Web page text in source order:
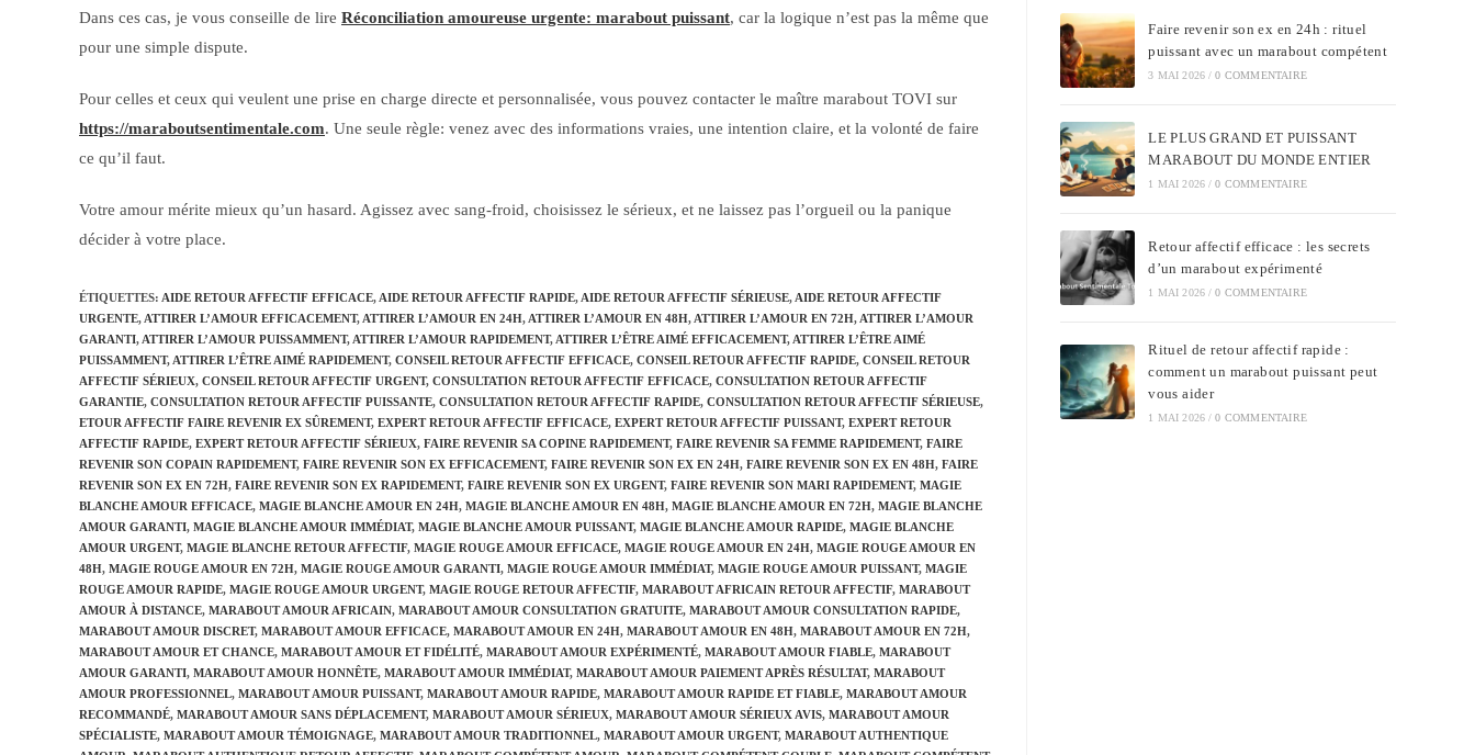
Dans ces cas, je vous conseille de lire Réconciliation amoureuse urgente: marabout puissant, car la logique n’est pas la même que
pour une simple dispute.
Pour celles et ceux qui veulent une prise en charge directe et personnalisée, vous pouvez contacter le maître marabout TOVI sur
https://maraboutsentimentale.com. Une seule règle: venez avec des informations vraies, une intention claire, et la volonté de faire
ce qu’il faut.
Votre amour mérite mieux qu’un hasard. Agissez avec sang-froid, choisissez le sérieux, et ne laissez pas l’orgueil ou la panique
décider à votre place.
ÉTIQUETTES: AIDE RETOUR AFFECTIF EFFICACE, AIDE RETOUR AFFECTIF RAPIDE, AIDE RETOUR AFFECTIF SÉRIEUSE, AIDE RETOUR AFFECTIF
URGENTE, ATTIRER L’AMOUR EFFICACEMENT, ATTIRER L’AMOUR EN 24H, ATTIRER L’AMOUR EN 48H, ATTIRER L’AMOUR EN 72H, ATTIRER L’AMOUR
GARANTI, ATTIRER L’AMOUR PUISSAMMENT, ATTIRER L’AMOUR RAPIDEMENT, ATTIRER L’ÊTRE AIMÉ EFFICACEMENT, ATTIRER L’ÊTRE AIMÉ
PUISSAMMENT, ATTIRER L’ÊTRE AIMÉ RAPIDEMENT, CONSEIL RETOUR AFFECTIF EFFICACE, CONSEIL RETOUR AFFECTIF RAPIDE, CONSEIL RETOUR
AFFECTIF SÉRIEUX, CONSEIL RETOUR AFFECTIF URGENT, CONSULTATION RETOUR AFFECTIF EFFICACE, CONSULTATION RETOUR AFFECTIF
GARANTIE, CONSULTATION RETOUR AFFECTIF PUISSANTE, CONSULTATION RETOUR AFFECTIF RAPIDE, CONSULTATION RETOUR AFFECTIF SÉRIEUSE,
ETOUR AFFECTIF FAIRE REVENIR EX SÛREMENT, EXPERT RETOUR AFFECTIF EFFICACE, EXPERT RETOUR AFFECTIF PUISSANT, EXPERT RETOUR
AFFECTIF RAPIDE, EXPERT RETOUR AFFECTIF SÉRIEUX, FAIRE REVENIR SA COPINE RAPIDEMENT, FAIRE REVENIR SA FEMME RAPIDEMENT, FAIRE
REVENIR SON COPAIN RAPIDEMENT, FAIRE REVENIR SON EX EFFICACEMENT, FAIRE REVENIR SON EX EN 24H, FAIRE REVENIR SON EX EN 48H, FAIRE
REVENIR SON EX EN 72H, FAIRE REVENIR SON EX RAPIDEMENT, FAIRE REVENIR SON EX URGENT, FAIRE REVENIR SON MARI RAPIDEMENT, MAGIE
BLANCHE AMOUR EFFICACE, MAGIE BLANCHE AMOUR EN 24H, MAGIE BLANCHE AMOUR EN 48H, MAGIE BLANCHE AMOUR EN 72H, MAGIE BLANCHE
AMOUR GARANTI, MAGIE BLANCHE AMOUR IMMÉDIAT, MAGIE BLANCHE AMOUR PUISSANT, MAGIE BLANCHE AMOUR RAPIDE, MAGIE BLANCHE
AMOUR URGENT, MAGIE BLANCHE RETOUR AFFECTIF, MAGIE ROUGE AMOUR EFFICACE, MAGIE ROUGE AMOUR EN 24H, MAGIE ROUGE AMOUR EN
48H, MAGIE ROUGE AMOUR EN 72H, MAGIE ROUGE AMOUR GARANTI, MAGIE ROUGE AMOUR IMMÉDIAT, MAGIE ROUGE AMOUR PUISSANT, MAGIE
ROUGE AMOUR RAPIDE, MAGIE ROUGE AMOUR URGENT, MAGIE ROUGE RETOUR AFFECTIF, MARABOUT AFRICAIN RETOUR AFFECTIF, MARABOUT
AMOUR À DISTANCE, MARABOUT AMOUR AFRICAIN, MARABOUT AMOUR CONSULTATION GRATUITE, MARABOUT AMOUR CONSULTATION RAPIDE,
MARABOUT AMOUR DISCRET, MARABOUT AMOUR EFFICACE, MARABOUT AMOUR EN 24H, MARABOUT AMOUR EN 48H, MARABOUT AMOUR EN 72H,
MARABOUT AMOUR ET CHANCE, MARABOUT AMOUR ET FIDÉLITÉ, MARABOUT AMOUR EXPÉRIMENTÉ, MARABOUT AMOUR FIABLE, MARABOUT
AMOUR GARANTI, MARABOUT AMOUR HONNÊTE, MARABOUT AMOUR IMMÉDIAT, MARABOUT AMOUR PAIEMENT APRÈS RÉSULTAT, MARABOUT
AMOUR PROFESSIONNEL, MARABOUT AMOUR PUISSANT, MARABOUT AMOUR RAPIDE, MARABOUT AMOUR RAPIDE ET FIABLE, MARABOUT AMOUR
RECOMMANDÉ, MARABOUT AMOUR SANS DÉPLACEMENT, MARABOUT AMOUR SÉRIEUX, MARABOUT AMOUR SÉRIEUX AVIS, MARABOUT AMOUR
SPÉCIALISTE, MARABOUT AMOUR TÉMOIGNAGE, MARABOUT AMOUR TRADITIONNEL, MARABOUT AMOUR URGENT, MARABOUT AUTHENTIQUE
Faire revenir son ex en 24h : rituel
puissant avec un marabout compétent
3 MAI 2026 / 0 COMMENTAIRE
LE PLUS GRAND ET PUISSANT
MARABOUT DU MONDE ENTIER
1 MAI 2026 / 0 COMMENTAIRE
Retour affectif efficace : les secrets
d’un marabout expérimenté
1 MAI 2026 / 0 COMMENTAIRE
Rituel de retour affectif rapide :
comment un marabout puissant peut
vous aider
1 MAI 2026 / 0 COMMENTAIRE